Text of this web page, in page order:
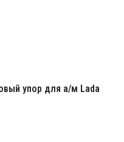
упор для а/м Lada